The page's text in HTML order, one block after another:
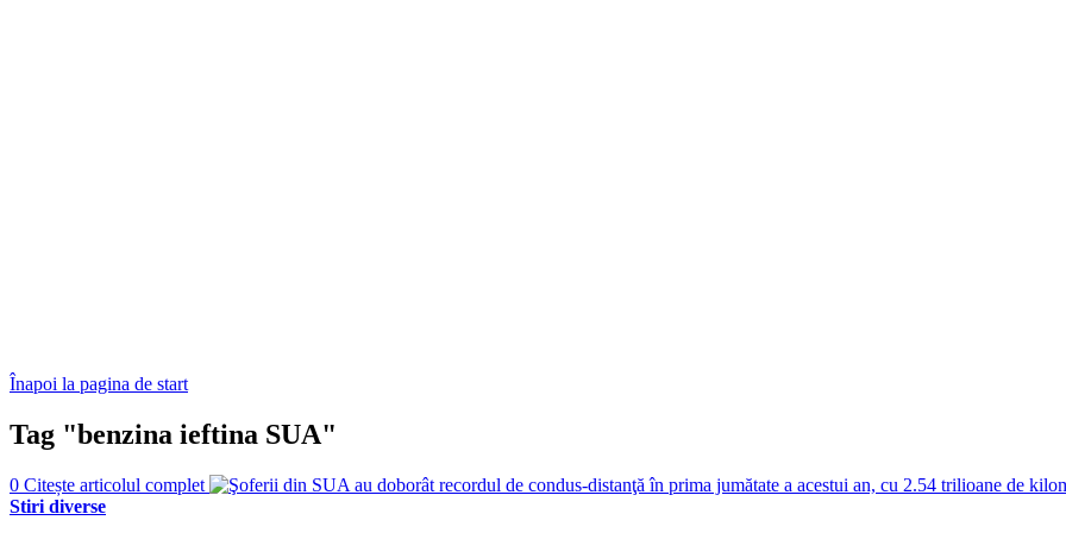
Înapoi la pagina de start
Tag "benzina ieftina SUA"
0 Citește articolul complet
Stiri diverse